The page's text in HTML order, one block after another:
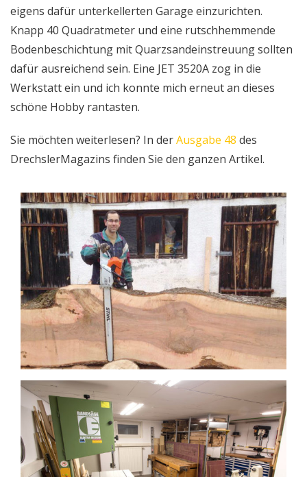
eigens dafür unterkellerten Garage einzurichten.
Knapp 40 Quadratmeter und eine rutschhemmende
Bodenbeschichtung mit Quarzsandeinstreuung sollten
dafür ausreichend sein. Eine JET 3520A zog in die
Werkstatt ein und ich konnte mich erneut an dieses
schöne Hobby rantasten.
Sie möchten weiterlesen? In derAusgabe 48 des
DrechslerMagazins finden Sie den ganzen Artikel.